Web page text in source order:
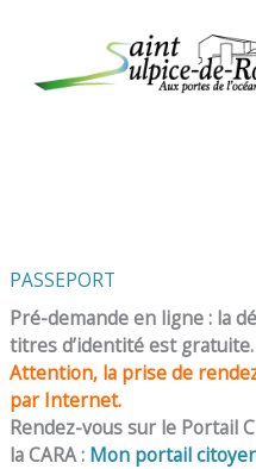
PASSEPORT
Pré-demande en ligne : la
titres d’identité est gratuite.
Attention, la prise de
par Internet.
Rendez-vous sur le Portail
la CARA : Mon portail